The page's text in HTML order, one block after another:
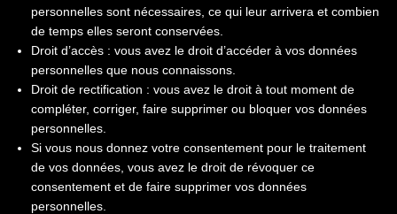
personnelles sont nécessaires, ce qui leur arrivera et combien
de temps elles seront conservées.
Droit d’accès : vous avez le droit d’accéder à vos données
personnelles que nous connaissons.
Droit de rectification : vous avez le droit à tout moment de
compléter, corriger, faire supprimer ou bloquer vos données
personnelles.
Si vous nous donnez votre consentement pour le traitement
de vos données, vous avez le droit de révoquer ce
consentement et de faire supprimer vos données
personnelles.